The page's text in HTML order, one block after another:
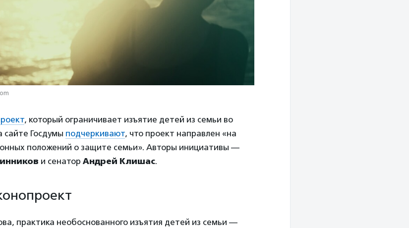
, который ограничивает изъятие детей из семьи во
сайте Госдумы подчеркивают, что проект направлен «на
положений о защите семьи». Авторы инициативы —
и сенатор Андрей Клишас.
практика необоснованного изъятия детей из семьи —